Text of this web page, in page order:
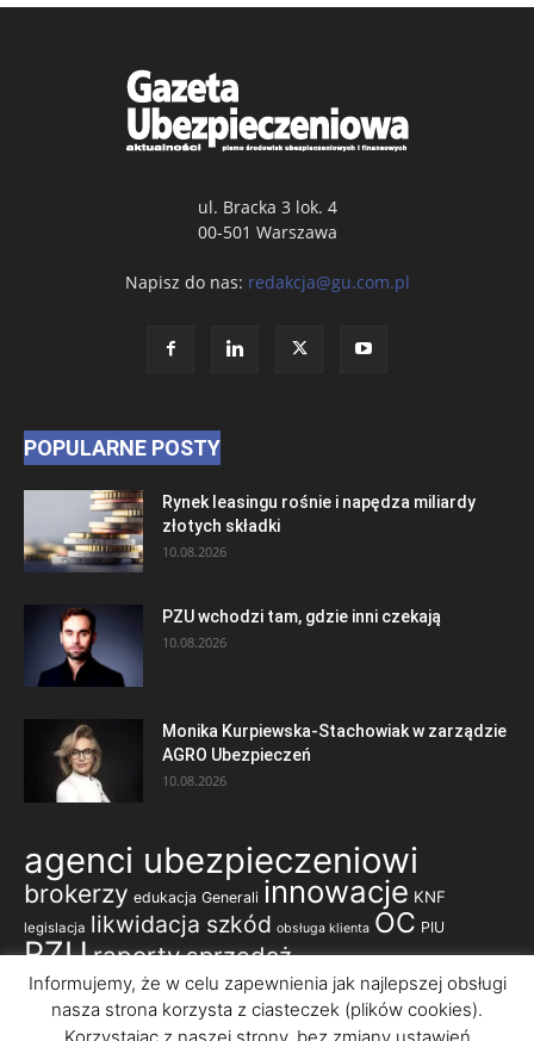
ul. Bracka 3 lok. 4
00-501 Warszawa
Napisz do nas: redakcja@gu.com.pl
POPULARNE POSTY
Rynek leasingu rośnie i napędza miliardy
złotych składki
10.08.2026
PZU wchodzi tam, gdzie inni czekają
10.08.2026
Monika Kurpiewska-Stachowiak w zarządzie
AGRO Ubezpieczeń
10.08.2026
agenci ubezpieczeniowi
brokerzy edukacja Generali innowacje KNF
legislacja likwidacja szkód obsługa klienta OC PIU
PZUraportysprzedaż
ubezpieczenia komunikacyjne
ubezpieczenia korporacyjne ubezpieczenia majątkowe
Informujemy, że w celu zapewnienia jak najlepszej obsługi
nasza strona korzysta z ciasteczek (plików cookies).